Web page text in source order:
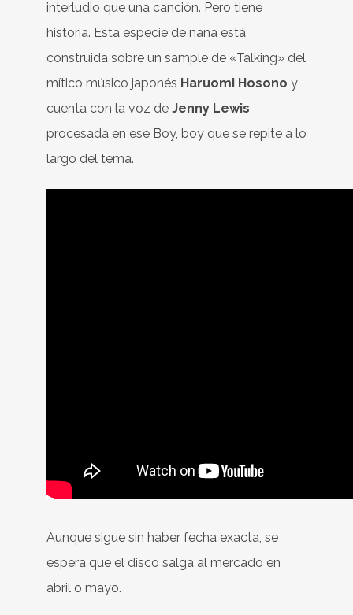
interludio que una canción. Pero tiene
historia. Esta especie de nana está
construida sobre un sample de «Talking» del
mítico músico japonés Haruomi Hosono y
cuenta con la voz de Jenny Lewis
procesada en ese Boy, boy que se repite a lo
largo del tema.
Aunque sigue sin haber fecha exacta, se
espera que el disco salga al mercado en
abril o mayo.